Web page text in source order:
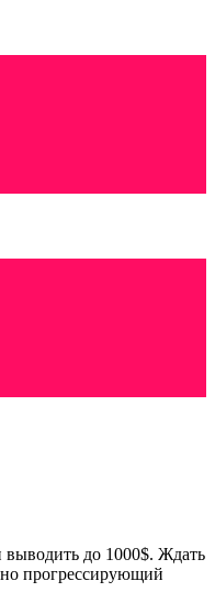
выводить до 1000$. Ждать
прогрессирующий